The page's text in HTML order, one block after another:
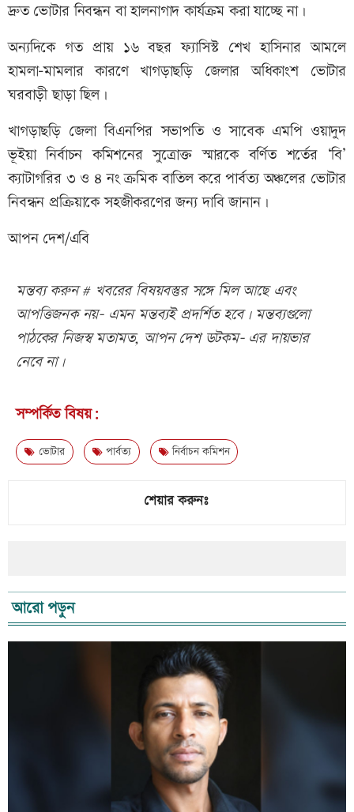
দ্রুত ভোটার নিবন্ধন বা হালনাগাদ কার্যক্রম করা যাচ্ছে না।
অন্যদিকে গত প্রায় ১৬ বছর ফ্যাসিস্ট শেখ হাসিনার আমলে
হামলা-মামলার কারণে খাগড়াছড়ি জেলার অধিকাংশ ভোটার
ঘরবাড়ী ছাড়া ছিল।
খাগড়াছড়ি জেলা বিএনপির সভাপতি ও সাবেক এমপি ওয়াদুদ
ভূইয়া নির্বাচন কমিশনের সুত্রোক্ত স্মারকে বর্ণিত শর্তের ‘বি’
ক্যাটাগরির ৩ ও ৪ নং ক্রমিক বাতিল করে পার্বত্য অঞ্চলের ভোটার
নিবন্ধন প্রক্রিয়াকে সহজীকরণের জন্য দাবি জানান।
আপন দেশ/এবি
মন্তব্য করুন # খবরের বিষয়বস্তুর সঙ্গে মিল আছে এবং
আপত্তিজনক নয়- এমন মন্তব্যই প্রদর্শিত হবে। মন্তব্যগুলো
পাঠকের নিজস্ব মতামত, আপন দেশ ডটকম- এর দায়ভার
নেবে না।
সম্পর্কিত বিষয়:
ভোটার পার্বত্য নির্বাচন কমিশন
শেয়ার করুনঃ
আরো পড়ুন